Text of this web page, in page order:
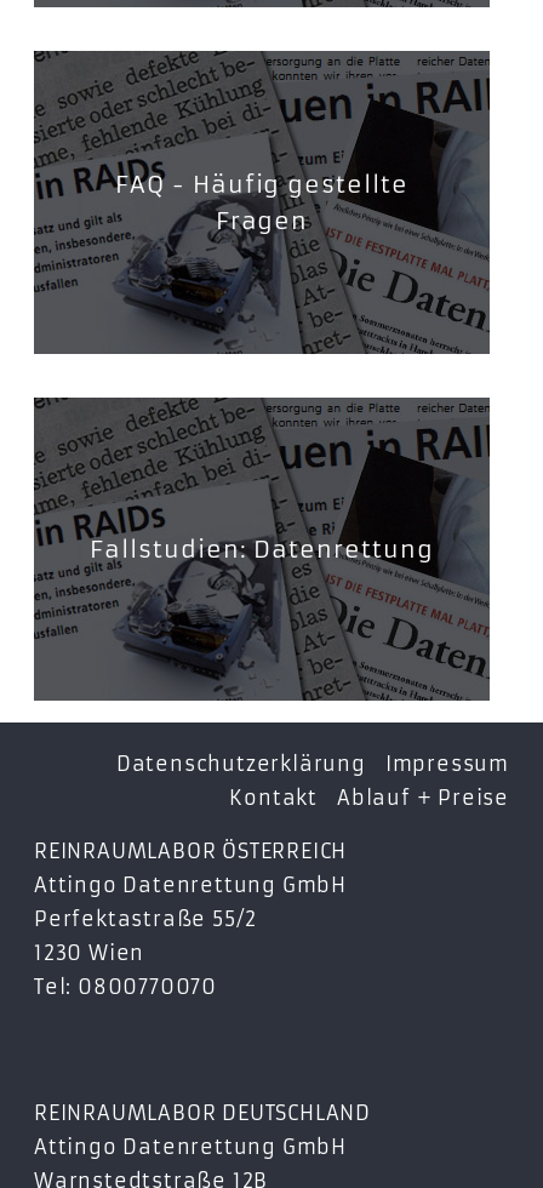
FAQ - Häufig gestellte
Fragen
Fallstudien: Datenrettung
Datenschutzerklärung
Impressum
Kontakt
Ablauf + Preise
REINRAUMLABOR ÖSTERREICH
Attingo Datenrettung GmbH
Perfektastraße 55/2
1230 Wien
Tel: 0800770070
REINRAUMLABOR DEUTSCHLAND
Attingo Datenrettung GmbH
Warnstedtstraße 12B